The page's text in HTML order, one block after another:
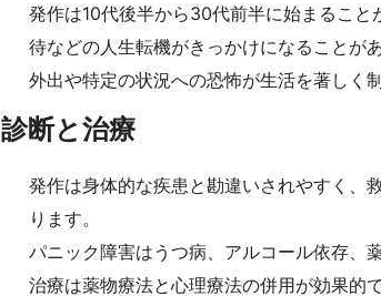
発作は10代後半から30代前半に始まるこ
待などの人生転機がきっかけになることがあ
外出や特定の状況への恐怖が生活を著しく
診断と治療
発作は身体的な疾患と勘違いされやすく、
ります。
パニック障害はうつ病、アルコール依存、
治療は薬物療法と心理療法の併用が効果的